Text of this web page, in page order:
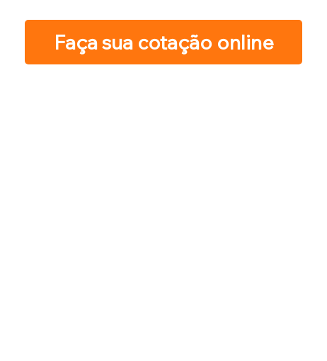
Faça sua cotação online